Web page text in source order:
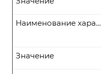
Наименование характеристики
Значение